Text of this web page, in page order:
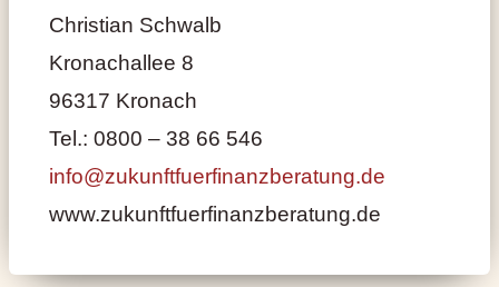
Christian Schwalb
Kronachallee 8
96317 Kronach
Tel.: 0800 – 38 66 546
info@zukunftfuerfinanzberatung.de
www.zukunftfuerfinanzberatung.de